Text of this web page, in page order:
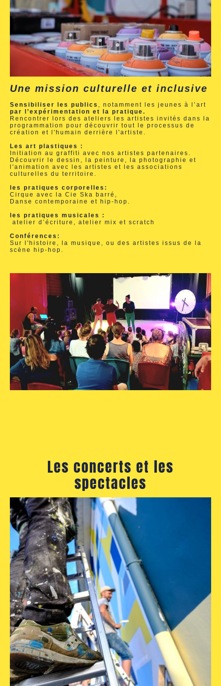
Une mission culturelle et inclusive
Sensibiliser les publics
, notamment les jeunes à l’art
par l’expérimentation et la pratique.
Rencontrer lors des ateliers les artistes invités dans la
programmation pour découvrir tout le processus de
création et l'humain derrière l'artiste.
Les art plastiques :
Initiation au graffiti avec nos artistes partenaires.
Découvrir le dessin, la peinture, la photographie et
l'animation avec les artistes et les associations
culturelles du territoire.
les pratiques corporelles:
Cirque avec la Cie Ska barré,
Danse contemporaine et hip-hop.
les pratiques musicales :
atelier d’écriture, atelier mix et scratch
Conférences:
Sur l'histoire, la musique, ou des artistes issus de la
scène hip-hop.
Les concerts et les
spectacles